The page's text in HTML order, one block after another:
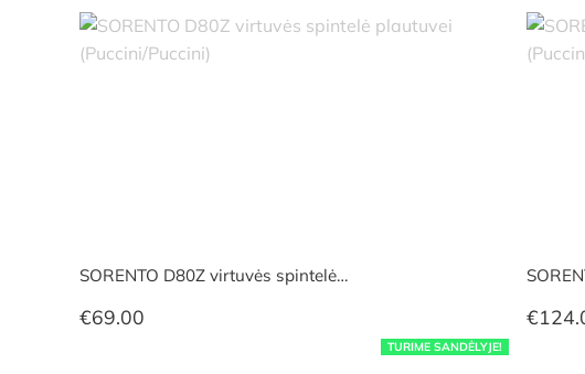
TURIME SANDĖLYJE!
SORENTO D80Z virtuvės spintelė…
€69.00 €